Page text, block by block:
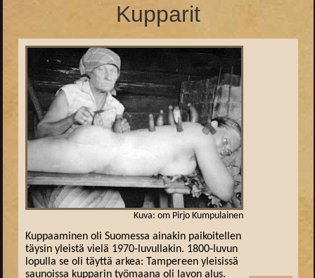
Kupparit
Kuva: om Pirjo Kumpulainen
Kuppaaminen oli Suomessa ainakin paikoitellen
täysin yleistä vielä 1970-luvullakin. 1800-luvun
lopulla se oli täyttä arkea: Tampereen yleisissä
saunoissa kupparin työmaana oli lavon alus.